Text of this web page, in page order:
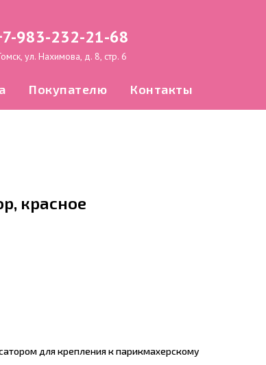
983-232-21-68
ул. Нахимова, д. 8, стр. 6
Покупателю Контакты
красное
для крепления к парикмахерскому